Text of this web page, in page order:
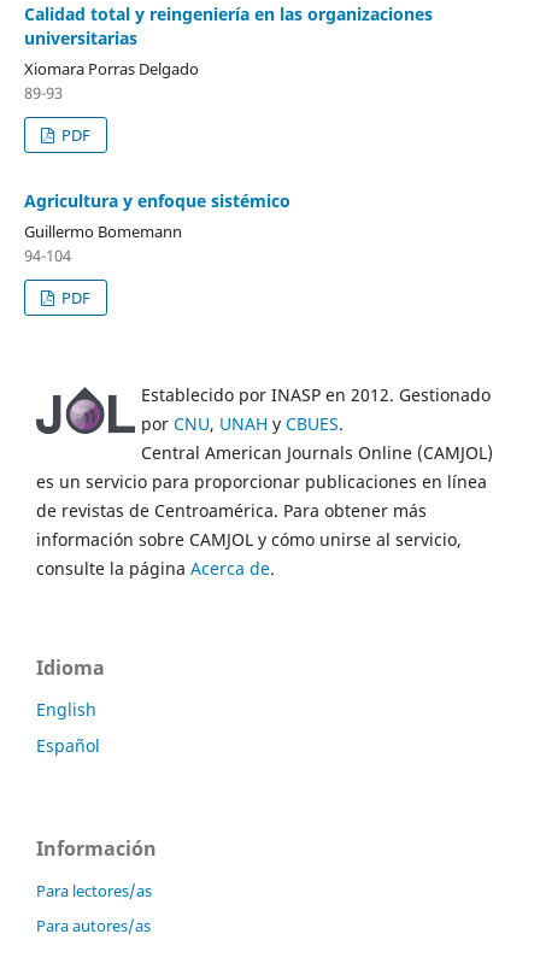
Calidad total y reingeniería en las organizaciones
universitarias
Xiomara Porras Delgado
89-93
PDF
Agricultura y enfoque sistémico
Guillermo Bomemann
94-104
PDF
Establecido por INASP en 2012. Gestionado
por CNU, UNAH y CBUES.
Central American Journals Online (CAMJOL)
es un servicio para proporcionar publicaciones en línea
de revistas de Centroamérica. Para obtener más
información sobre CAMJOL y cómo unirse al servicio,
consulte la página Acerca de.
Idioma
English
Español
Información
Para lectores/as
Para autores/as